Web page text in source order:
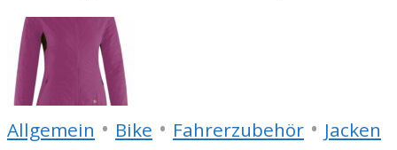
Allgemein • Bike • Fahrerzubehör • Jacken